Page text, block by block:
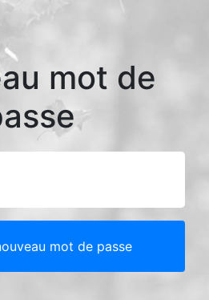
mot de
mot de passe